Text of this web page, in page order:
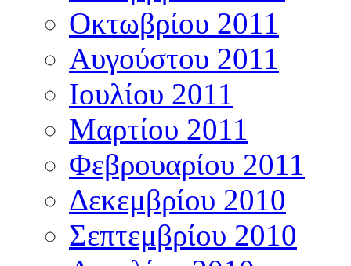
Οκτωβρίου 2011
Αυγούστου 2011
Ιουλίου 2011
Μαρτίου 2011
Φεβρουαρίου 2011
Δεκεμβρίου 2010
Σεπτεμβρίου 2010